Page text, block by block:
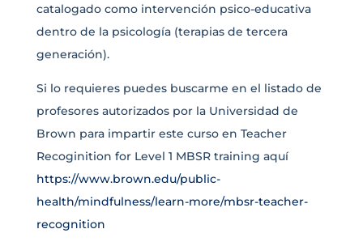
catalogado como intervención psico-educativa
dentro de la psicología (terapias de tercera
generación).
Si lo requieres puedes buscarme en el listado de
profesores autorizados por la Universidad de
Brown para impartir este curso en Teacher
Recoginition for Level 1 MBSR training aquí
https://www.brown.edu/public-
health/mindfulness/learn-more/mbsr-teacher-
recognition